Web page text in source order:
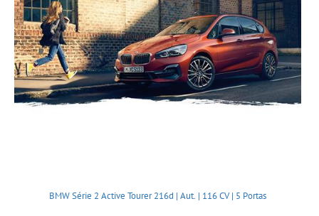
BMW Série 2 Active Tourer 216d | Aut. | 116 CV | 5 Portas